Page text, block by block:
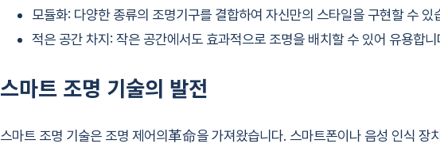
모듈화: 다양한 종류의 조명기구를 결합하여 자신만의 스타일을 구현할 수 있
적은 공간 차지: 작은 공간에서도 효과적으로 조명을 배치할 수 있어 유용합니
스마트 조명 기술의 발전
스마트 조명 기술은 조명 제어의革命을 가져왔습니다. 스마트폰이나 음성 인식 장